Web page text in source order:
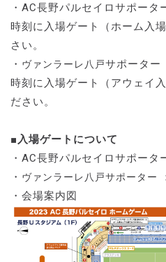
・AC長野パルセイロサポータ
時刻に入場ゲート（ホーム入
さい。
・ ヴァンラーレ八戸サポーター
時刻に入場ゲート（アウェイ
ださい。
■入場ゲートについて
・AC長野パルセイロサポータ
・ ヴァンラーレ八戸サポーター
・会場案内図